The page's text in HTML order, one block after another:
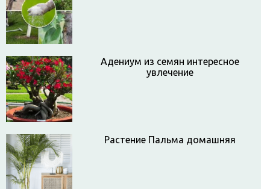
Адениум из семян интересное
увлечение
Растение Пальма домашняя